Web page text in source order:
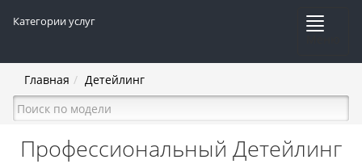
Категории услуг
Главная Детейлинг
Профессиональный Детейлинг